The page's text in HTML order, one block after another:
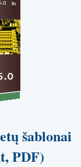
šablonai
PDF)